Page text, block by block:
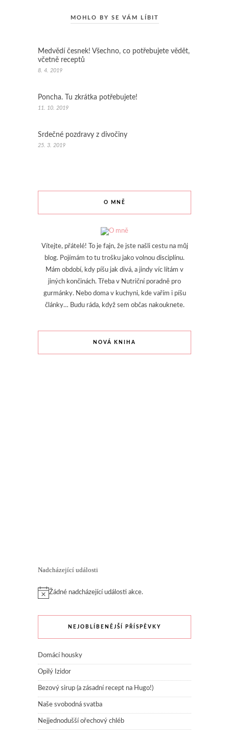
MOHLO BY SE VÁM LÍBIT
Medvědí česnek! Všechno, co potřebujete vědět,
včetně receptů
8. 4. 2019
Poncha. Tu zkrátka potřebujete!
11. 10. 2019
Srdečné pozdravy z divočiny
25. 3. 2019
O MNĚ
Vítejte, přátelé! To je fajn, že jste našli cestu na můj
blog. Pojímám to tu trošku jako volnou disciplínu.
Mám období, kdy píšu jak divá, a jindy víc lítám v
jiných končinách. Třeba v Nutriční poradně pro
gurmánky. Nebo doma v kuchyni, kde vařím i píšu
články… Budu ráda, když sem občas nakouknete.
NOVÁ KNIHA
Nadcházející události
Žádné nadcházející události akce.
NEJOBLÍBENĚJŠÍ PŘÍSPĚVKY
Domácí housky
Opilý Izidor
Bezový sirup (a zásadní recept na Hugo!)
Naše svobodná svatba
Nejjednodušší ořechový chléb